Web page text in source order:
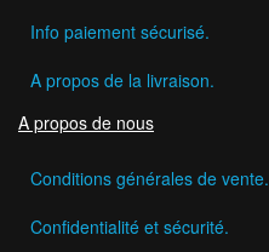
Info paiement sécurisé.
A propos de la livraison.
A propos de nous
Conditions générales de vente.
Confidentialité et sécurité.